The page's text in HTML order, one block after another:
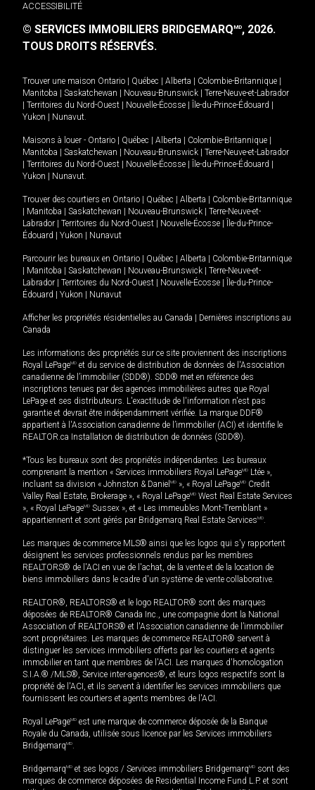
ACCESSIBILITÉ
© SERVICES IMMOBILIERS BRIDGEMARQMD, 2026.
TOUS DROITS RÉSERVÉS.
Trouver une maison Ontario Québec Alberta Colombie-Britannique
Manitoba
Saskatchewan Nouveau-Brunswick
Terre-Neuve-et-Labrador
Territoires du Nord-Ouest Nouvelle-Écosse Île-du-Prince-Édouard
Yukon
Nunavut.
Maisons à louer - Ontario Québec Alberta Colombie-Britannique
Manitoba
Saskatchewan Nouveau-Brunswick
Terre-Neuve-et-Labrador
Territoires du Nord-Ouest Nouvelle-Écosse Île-du-Prince-Édouard
Yukon
Nunavut.
Trouver des courtiers en Ontario Québec Alberta
Colombie-Britannique
Manitoba Saskatchewan Nouveau-Brunswick
Terre-Neuve-et-
Labrador
Territoires du Nord-Ouest Nouvelle-Écosse
Île-du-Prince-
Édouard
Yukon Nunavut
Parcourir les bureaux en Ontario Québec Alberta
Colombie-Britannique
Manitoba Saskatchewan Nouveau-Brunswick
Terre-Neuve-et-
Labrador
Territoires du Nord-Ouest Nouvelle-Écosse
Île-du-Prince-
Édouard
Yukon Nunavut
Afficher les propriétés résidentielles au Canada
Dernières inscriptions au
Canada
Les informations des propriétés sur ce site proviennent des inscriptions
Royal LePageMD et du service de distribution de données de l'Association
canadienne de l’immobilier (SDD®). SDD® met en référence des
inscriptions tenues par des agences immobilières autres que Royal
LePage et ses distributeurs. L'exactitude de l'information n'est pas
garantie et devrait être indépendamment vérifiée. La marque DDF®
appartient à l'Association canadienne de l’immobilier (ACI) et identifie le
REALTOR.ca Installation de distribution de données (SDD®).
*Tous les bureaux sont des propriétés indépendantes. Les bureaux
comprenant la mention « Services immobiliers Royal LePageMD Ltée »,
incluant sa division « Johnston & Daniel MD », « Royal LePageMD Credit
Valley Real Estate, Brokerage », « Royal LePageMD West Real Estate Services
», « Royal LePageMD Sussex », et « Les immeubles Mont-Tremblant »
appartiennent et sont gérés par Bridgemarq Real Estate ServicesMD.
Les marques de commerce MLS® ainsi que les logos qui s'y rapportent
désignent les services professionnels rendus par les membres
REALTORS® de l'ACI en vue de l'achat, de la vente et de la location de
biens immobiliers dans le cadre d'un système de vente collaborative.
REALTOR®, REALTORS® et le logo REALTOR® sont des marques
déposées de REALTOR® Canada Inc., une compagnie dont la National
Association of REALTORS® et l'Association canadienne de l’immobilier
sont propriétaires. Les marques de commerce REALTOR® servent à
distinguer les services immobiliers offerts par les courtiers et agents
immobilier en tant que membres de l'ACI. Les marques d'homologation
S.I.A.® /MLS®, Service inter-agences®, et leurs logos respectifs sont la
propriété de l'ACI, et ils servent à identifier les services immobiliers que
fournissent les courtiers et agents membres de l'ACI.
Royal LePageMD est une marque de commerce déposée de la Banque
Royale du Canada, utilisée sous licence par les Services immobiliers
BridgemarqMD.
BridgemarqMD et ses logos / Services immobiliers BridgemarqMD sont des
marques de commerce déposées de Residential Income Fund L.P. et sont